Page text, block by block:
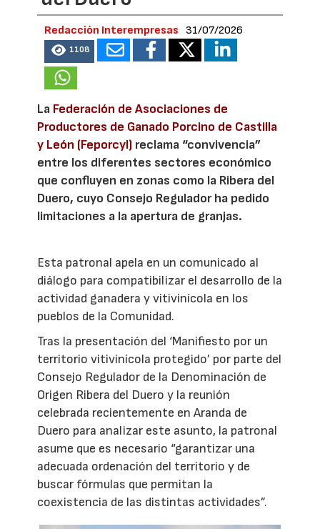
Redacción Interempresas 31/07/2026
1108
La Federación de Asociaciones de
Productores de Ganado Porcino de Castilla
y León (Feporcyl) reclama “convivencia”
entre los diferentes sectores económico
que confluyen en zonas como la Ribera del
Duero, cuyo Consejo Regulador ha pedido
limitaciones a la apertura de granjas.
Esta patronal apela en un comunicado al
diálogo para compatibilizar el desarrollo de la
actividad ganadera y vitivinícola en los
pueblos de la Comunidad.
Tras la presentación del ‘Manifiesto por un
territorio vitivinícola protegido’ por parte del
Consejo Regulador de la Denominación de
Origen Ribera del Duero y la reunión
celebrada recientemente en Aranda de
Duero para analizar este asunto, la patronal
asume que es necesario “garantizar una
adecuada ordenación del territorio y de
buscar fórmulas que permitan la
coexistencia de las distintas actividades”.